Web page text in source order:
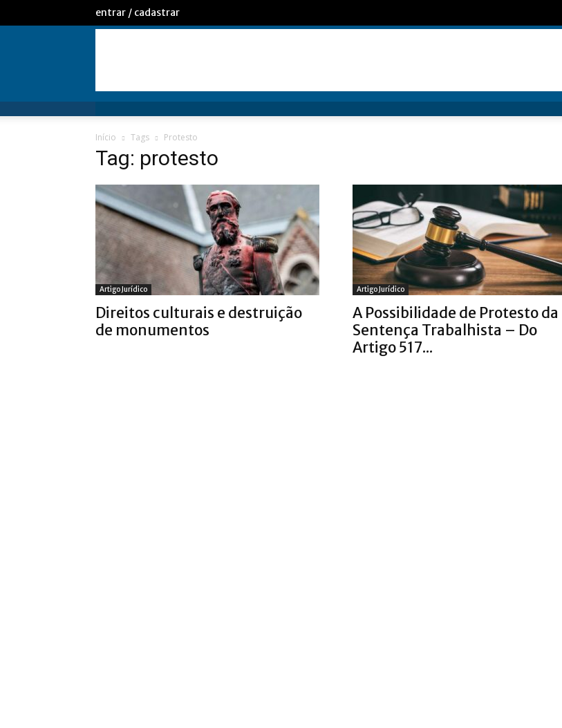
entrar / cadastrar
Início Tags Protesto
Tag: protesto
Artigo Jurídico
Direitos culturais e destruição
de monumentos
Artigo Jurídico
A Possibilidade de Protesto da
Sentença Trabalhista – Do
Artigo 517...